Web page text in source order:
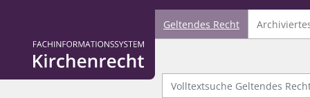
Logo Fachinformationssystem Kirchenrecht
Geltendes Recht
Volltextsuche Geltendes Recht